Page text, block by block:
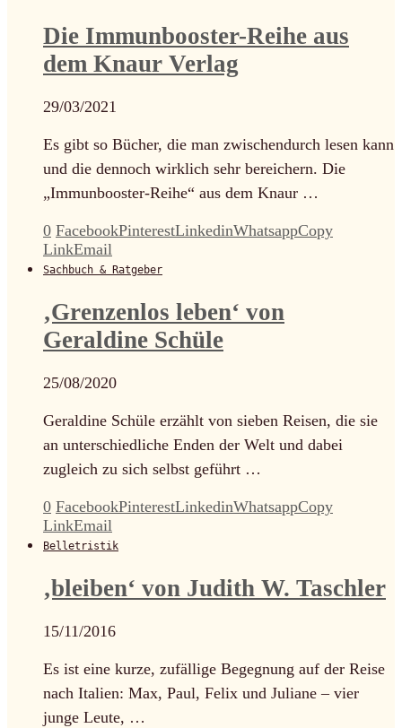
Die Immunbooster-Reihe aus
dem Knaur Verlag
29/03/2021
Es gibt so Bücher, die man zwischendurch lesen kann
und die dennoch wirklich sehr bereichern. Die
„Immunbooster-Reihe“ aus dem Knaur …
0 FacebookPinterestLinkedinWhatsappCopy
LinkEmail
Sachbuch & Ratgeber
‚Grenzenlos leben‘ von
Geraldine Schüle
25/08/2020
Geraldine Schüle erzählt von sieben Reisen, die sie
an unterschiedliche Enden der Welt und dabei
zugleich zu sich selbst geführt …
0 FacebookPinterestLinkedinWhatsappCopy
LinkEmail
Belletristik
‚bleiben‘ von Judith W. Taschler
15/11/2016
Es ist eine kurze, zufällige Begegnung auf der Reise
nach Italien: Max, Paul, Felix und Juliane – vier
junge Leute, …